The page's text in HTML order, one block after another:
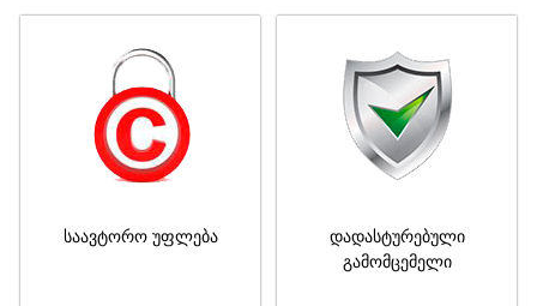
საავტორო უფლება
დადასტურებული
გამომცემელი